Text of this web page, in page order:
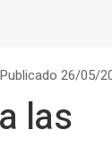
Publicado 26/05/
las